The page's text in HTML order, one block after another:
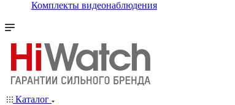
Комплекты видеонаблюдения
Каталог